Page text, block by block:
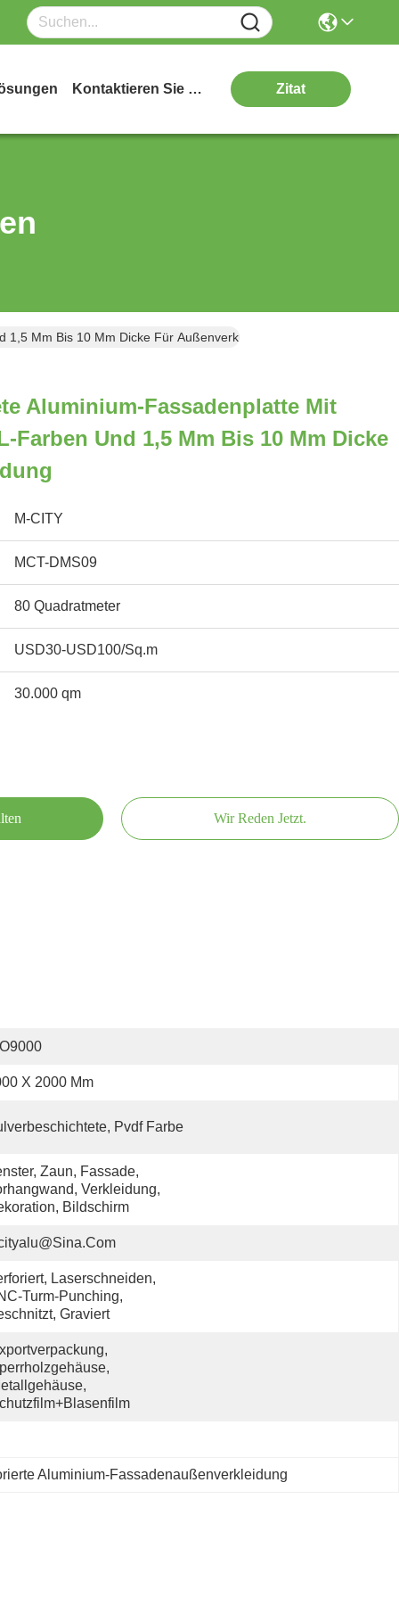
Kontaktieren Sie Uns Zitat
Mm Bis 10 Mm Dicke Für Außenverkleidung
Aluminium-Fassadenplatte Mit
Farben Und 1,5 Mm Bis 10 Mm Dicke
M-CITY
MCT-DMS09
80 Quadratmeter
USD30-USD100/Sq.m
30.000 qm
Wir Reden Jetzt.
X 2000 Mm
Pvdf Farbe
Zaun, Fassade,
Verkleidung,
Bildschirm
Laserschneiden,
Turm-Punching,
Graviert
Aluminium-Fassadenaußenverkleidung